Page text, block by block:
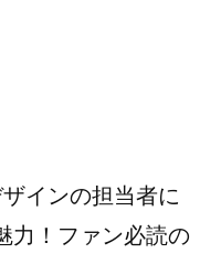
インの担当者に
力！ファン必読の